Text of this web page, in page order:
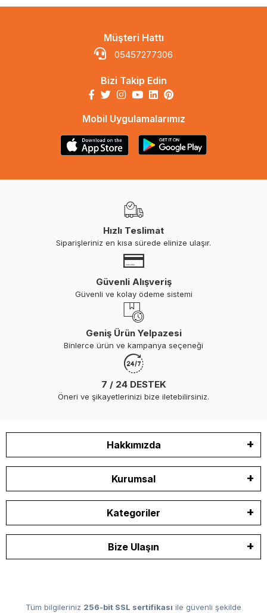
Müşteri Hattı
05457277306
Bizi Takip Edin
Mobil Uygulamalarımız
Hızlı Teslimat
Siparişleriniz en kısa sürede elinize ulaşır.
Güvenli Alışveriş
Güvenli ve kolay ödeme sistemi
Geniş Ürün Yelpazesi
Binlerce ürün ve kampanya seçeneği
7 / 24 DESTEK
Öneri ve şikayetlerinizi bize iletebilirsiniz.
Hakkımızda
Kurumsal
Kategoriler
Bize Ulaşın
Tüm bilgileriniz 256-bit SSL sertifikası ile güvenli şekilde